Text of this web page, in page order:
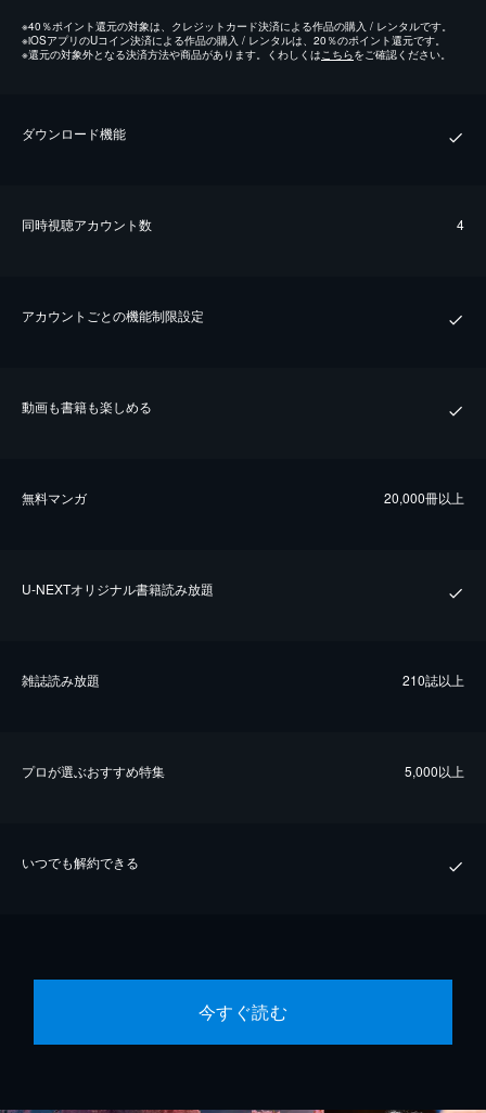
※40％ポイント還元の対象は、クレジットカード決済による作品の購入 / レンタルです。
※iOSアプリのUコイン決済による作品の購入 / レンタルは、20％のポイント還元です。
※還元の対象外となる決済方法や商品があります。くわしくはこちらをご確認ください。
ダウンロード機能
同時視聴アカウント数 4
アカウントごとの機能制限設定
動画も書籍も楽しめる
無料マンガ 20,000冊以上
U-NEXTオリジナル書籍読み放題
雑誌読み放題 210誌以上
プロが選ぶおすすめ特集 5,000以上
いつでも解約できる
今すぐ読む